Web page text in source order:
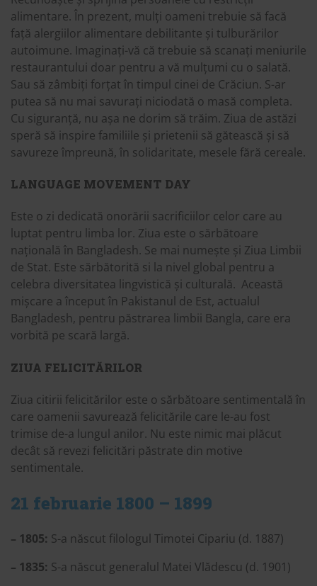
alimentare. În prezent, mulți oameni trebuie să facă
față alergiilor alimentare debilitante și tulburărilor
autoimune. Imaginați-vă că trebuie să scanați meniurile
restaurantului doar pentru a vă mulțumi cu o salată.
Sau să zâmbiți forțat în timpul cinei de Crăciun. S-ar
putea să nu mai savurați niciodată o masă completa.
Cu siguranță, nu așa ne dorim să trăim. Ziua de astăzi
speră să inspire familiile și prietenii să gătească și să
savureze împreună, în solidaritate, mesele fără cereale.
LANGUAGE MOVEMENT DAY
Este o zi dedicată onorării sacrificiilor celor care au
luptat pentru limba lor. Ziua este o sărbătoare
națională în Bangladesh. Se mai numește și Ziua Limbii
de Stat. Este sărbătorită si la nivel global pentru a
celebra diversitatea lingvistică și culturală. Această
mișcare a început în Pakistanul de Est, actualul
Bangladesh, pentru păstrarea limbii Bangla, care era
vorbită pe scară largă.
ZIUA FELICITĂRILOR
Ziua citirii felicitărilor este o sărbătoare sentimentală în
care oamenii savurează felicitările care le-au fost
trimise de-a lungul anilor. Nu este nimic mai plăcut
decât să revezi felicitări păstrate din motive
sentimentale.
21 februarie 1800 – 1899
– 1805: S-a născut filologul Timotei Cipariu (d. 1887)
– 1835: S-a născut generalul Matei Vlădescu (d. 1901)